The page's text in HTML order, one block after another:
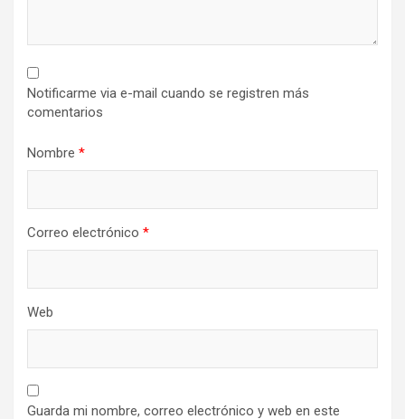
Notificarme via e-mail cuando se registren más
comentarios
Nombre *
Correo electrónico *
Web
Guarda mi nombre, correo electrónico y web en este